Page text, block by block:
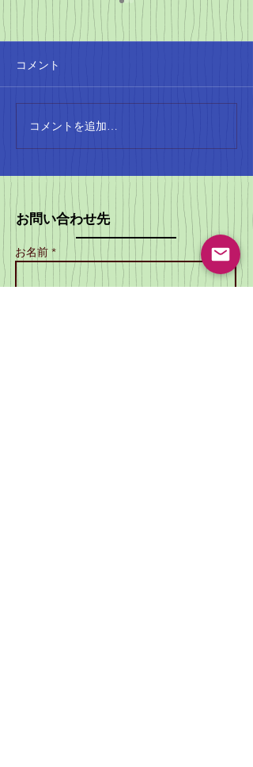
4月の陸上シーズンがや
ってきた！
4月に入ると、本格的な陸上
のシーズンが始まります。
SCATTOの会員は、小学生か
ら大人まで、さまざまな階級
が楽しみですね。 小学生の記
録会の成果 小学生の記録会で
は、コンバインド
A（80mH、走高跳）で1位、
コンバインドBで2位を獲得し
ました！素晴らしい成果です
コメント
コメントを追加…
お問い合わせ先
お名前 *